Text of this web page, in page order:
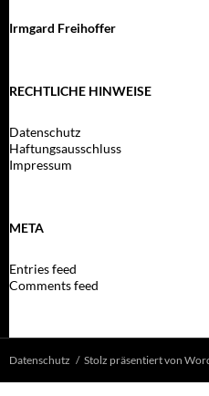
Irmgard Freihoffer
RECHTLICHE HINWEISE
Datenschutz
Haftungsausschluss
Impressum
META
Entries feed
Comments feed
Datenschutz Stolz präsentiert von